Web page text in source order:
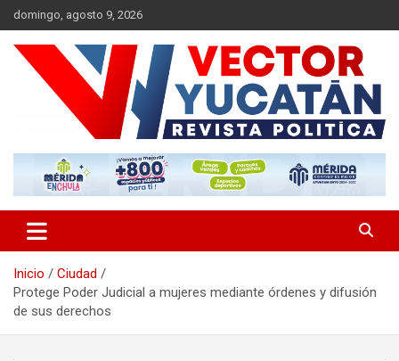
Saltar
al
contenido
domingo, agosto 9, 2026
Vector Yucatán
Inicio
Ciudad
Protege Poder Judicial a mujeres mediante órdenes y difusión
de sus derechos